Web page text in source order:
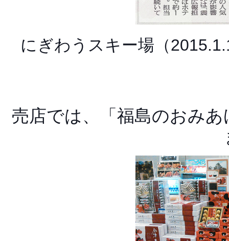
にぎわうスキー場（
売店では、「福島のおみ